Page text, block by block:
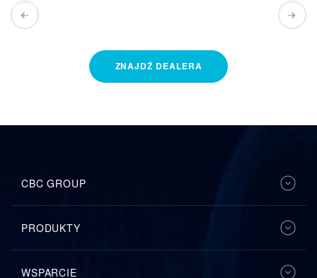
ZNAJDŹ DEALERA
CBC GROUP
PRODUKTY
WSPARCIE